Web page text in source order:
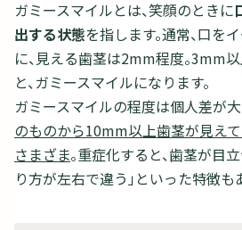
ガミースマイルとは、笑顔のときに
出する状態を指します。通常、口を
に、見える歯茎は2mm程度。3mm
と、ガミースマイルになります。
ガミースマイルの程度は個人差が大
のものから10mm以上歯茎が見え
さまざま。重症化すると、歯茎が目
り方が左右で違う」といった特徴も